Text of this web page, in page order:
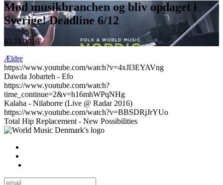
Mød musikbranchen og bliv opdaget i
Sverige! Deadline 6/12
03.11.2016
Ældre
https://www.youtube.com/watch?v=4xJl3EYAVng
Dawda Jobarteh - Efo
https://www.youtube.com/watch?
time_continue=2&v=h16mhWPqNHg
Kalaha - Nilaborre (Live @ Radar 2016)
https://www.youtube.com/watch?v=BBSDRjJrYUo
Total Hip Replacement - New Possibilities